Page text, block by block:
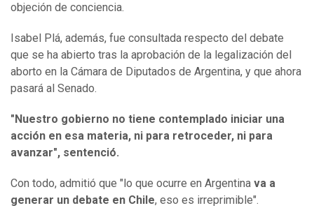
objeción de conciencia.
Isabel Plá, además, fue consultada respecto del debate
que se ha abierto tras la aprobación de la legalización del
aborto en la Cámara de Diputados de Argentina, y que ahora
pasará al Senado.
"Nuestro gobierno no tiene contemplado iniciar una
acción en esa materia, ni para retroceder, ni para
avanzar", sentenció.
Con todo, admitió que "lo que ocurre en Argentina va a
generar un debate en Chile, eso es irreprimible".